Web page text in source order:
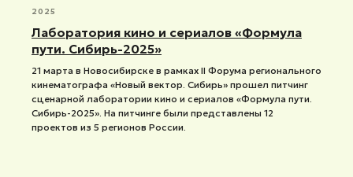
2025
Лаборатория кино и сериалов «Формула
пути. Сибирь-2025»
21 марта в Новосибирске в рамках II Форума регионального
кинематографа «Новый вектор. Сибирь» прошел питчинг
сценарной лаборатории кино и сериалов «Формула пути.
Сибирь-2025». На питчинге были представлены 12
проектов из 5 регионов России.